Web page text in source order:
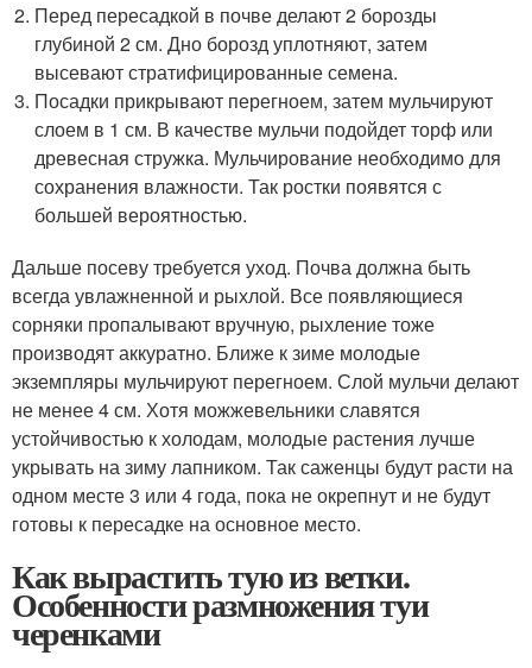
Перед пересадкой в почве делают 2 борозды
глубиной 2 см. Дно борозд уплотняют, затем
высевают стратифицированные семена.
Посадки прикрывают перегноем, затем мульчируют
слоем в 1 см. В качестве мульчи подойдет торф или
древесная стружка. Мульчирование необходимо для
сохранения влажности. Так ростки появятся с
большей вероятностью.
Дальше посеву требуется уход. Почва должна быть
всегда увлажненной и рыхлой. Все появляющиеся
сорняки пропалывают вручную, рыхление тоже
производят аккуратно. Ближе к зиме молодые
экземпляры мульчируют перегноем. Слой мульчи делают
не менее 4 см. Хотя можжевельники славятся
устойчивостью к холодам, молодые растения лучше
укрывать на зиму лапником. Так саженцы будут расти на
одном месте 3 или 4 года, пока не окрепнут и не будут
готовы к пересадке на основное место.
Как вырастить тую из ветки.
Особенности размножения туи
черенками